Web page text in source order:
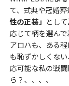
て、式典や冠婚
性の正装」 とし
応じて柄を選ん
アロハも、ある
も恥ずかしくな
応可能な私の戦
ら？、、、、